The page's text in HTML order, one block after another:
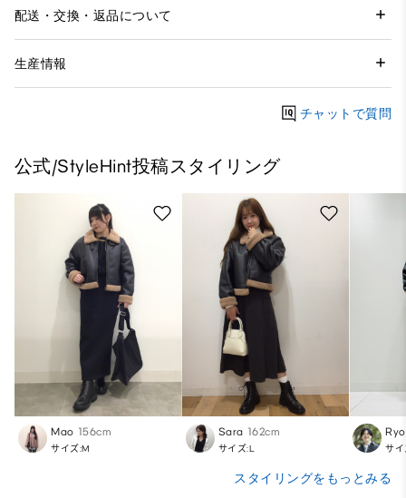
配送・交換・返品について
生産情報
チャットで質問
公式/StyleHint投稿スタイリング
Mao 156cm
サイズ:M
Sara 162cm
サイズ:L サ
スタイリングをもっとみる